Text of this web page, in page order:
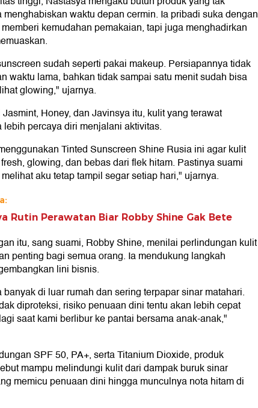
menghabiskan waktu depan cermin. Ia pribadi suka dengan
kemudahan pemakaian, tapi juga menghadirkan
sudah seperti pakai makeup. Persiapannya tidak
waktu lama, bahkan tidak sampai satu menit sudah bisa
glowing," ujarnya.
Honey, dan Javinsya itu, kulit yang terawat
lebih percaya diri menjalani aktivitas.
Tinted Sunscreen Shine Rusia ini agar kulit
glowing, dan bebas dari flek hitam. Pastinya suami
aku tetap tampil segar setiap hari," ujarnya.
Rutin Perawatan Biar Robby Shine Gak Bete
itu, sang suami, Robby Shine, menilai perlindungan kulit
penting bagi semua orang. Ia mendukung langkah
lini bisnis.
di luar rumah dan sering terpapar sinar matahari.
diproteksi, risiko penuaan dini tentu akan lebih cepat
saat kami berlibur ke pantai bersama anak-anak,"
SPF 50, PA+, serta Titanium Dioxide, produk
mampu melindungi kulit dari dampak buruk sinar
memicu penuaan dini hingga munculnya nota hitam di